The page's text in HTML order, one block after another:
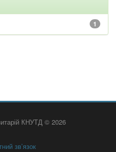
1
КНУТД © 2026
зв’язок